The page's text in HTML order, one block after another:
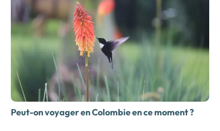
Peut-on voyager en Colombie en ce moment ?